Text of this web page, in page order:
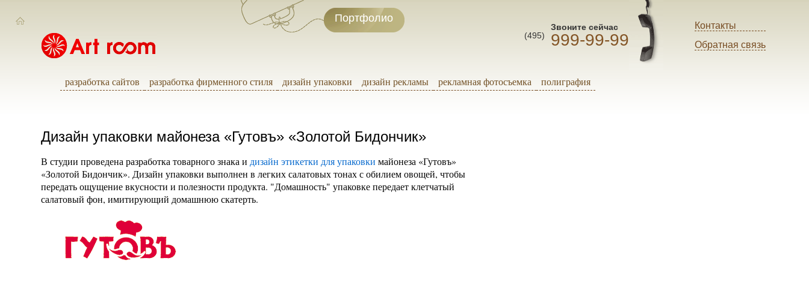
Портфолио
(495)
Звоните сейчас
999-99-99
Контакты
Обратная связь
разработка сайтов разработка фирменного стиля дизайн упаковки дизайн рекламы рекламная фотосъемка полиграфия
Дизайн упаковки майонеза «Гутовъ» «Золотой Бидончик»
В студии проведена разработка товарного знака и дизайн этикетки для упаковки майонеза «Гутовъ»
«Золотой Бидончик». Дизайн упаковки выполнен в легких салатовых тонах с обилием овощей, чтобы
передать ощущение вкусности и полезности продукта. "Домашность" упаковке передает клетчатый
салатовый фон, имитирующий домашнюю скатерть.